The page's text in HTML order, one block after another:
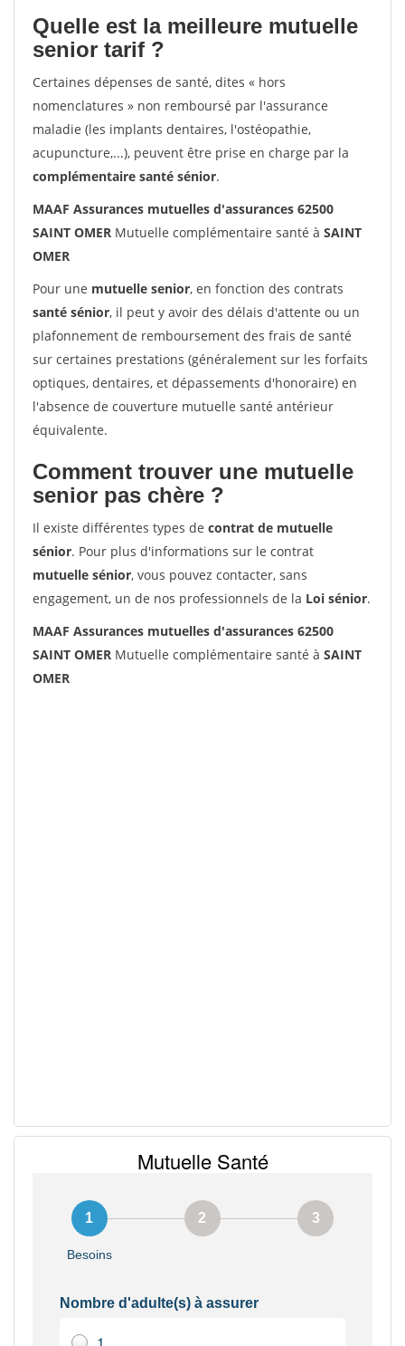
Quelle est la meilleure mutuelle
senior tarif ?
Certaines dépenses de santé, dites « hors
nomenclatures » non remboursé par l'assurance
maladie (les implants dentaires, l'ostéopathie,
acupuncture,...), peuvent être prise en charge par la
complémentaire santé sénior.
MAAF Assurances mutuelles d'assurances 62500
SAINT OMER Mutuelle complémentaire santé à SAINT
OMER
Pour une mutuelle senior, en fonction des contrats
santé sénior, il peut y avoir des délais d'attente ou un
plafonnement de remboursement des frais de santé
sur certaines prestations (généralement sur les forfaits
optiques, dentaires, et dépassements d'honoraire) en
l'absence de couverture mutuelle santé antérieur
équivalente.
Comment trouver une mutuelle
senior pas chère ?
Il existe différentes types de contrat de mutuelle
sénior. Pour plus d'informations sur le contrat
mutuelle sénior, vous pouvez contacter, sans
engagement, un de nos professionnels de la Loi sénior.
MAAF Assurances mutuelles d'assurances 62500
SAINT OMER Mutuelle complémentaire santé à SAINT
OMER